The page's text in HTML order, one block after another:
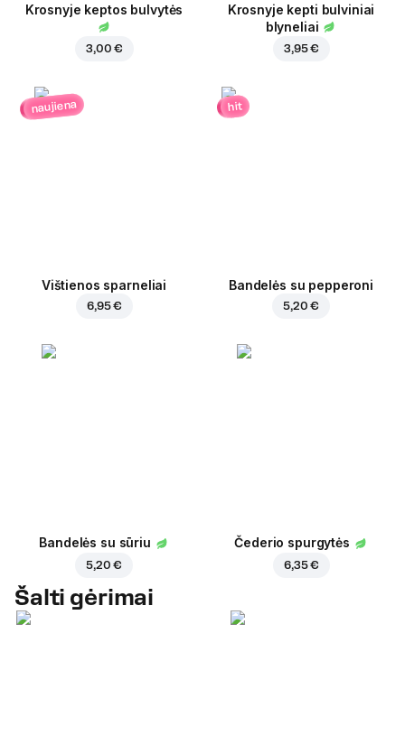
Krosnyje keptos bulvytės
3,00 €
Krosnyje kepti bulviniai
blyneliai
3,95 €
naujiena
Vištienos sparneliai
6,95 €
hit
Bandelės su pepperoni
5,20 €
Bandelės su sūriu
5,20 €
Čederio spurgytės
6,35 €
Šalti gėrimai